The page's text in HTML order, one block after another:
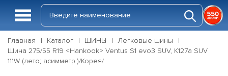
Главная Каталог ШИНЫ
Легковые шины
Шина 275/55 R19 <Hankook> Ventus S1 evo3 SUV, K127a SUV
111W (лето; асимметр.)/Корея/